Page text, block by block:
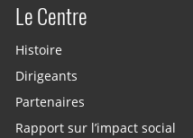
Le Centre
Histoire
Dirigeants
Partenaires
Rapport sur l’impact social